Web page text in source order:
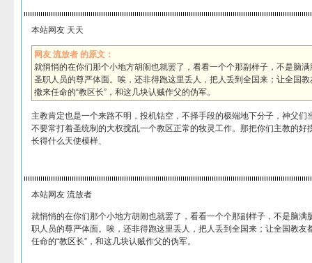
本站网友 天天
网友 流放者 的原文：
就悄悄的在你们那个小地方胡闹也就罢了，看看一个个那副样子，不是脑
圣职人员的尊严体面。唉，还非得跑这里丢人，把人丢到全国来；让全国
撒来任命的“教区长”，和这几块认贼作父的伪军。
主教肯定也是一个来路不明，投机钻空，不择手段的极端地下分子，神父们
不要常打着圣统制的大权搅乱一个教区正常的牧灵工作。那把你们主教的好
长得什么天使模样、
本站网友 流放者
就悄悄的在你们那个小地方胡闹也就罢了，看看一个个那副样子，不是脑满
职人员的尊严体面。唉，还非得跑这里丢人，把人丢到全国来；让全国教友
任命的“教区长”，和这几块认贼作父的伪军。